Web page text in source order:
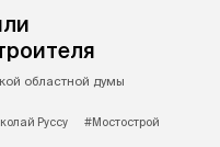
областной думы
Руссу
#Мостострой